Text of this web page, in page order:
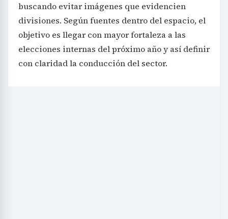
buscando evitar imágenes que evidencien
divisiones. Según fuentes dentro del espacio, el
objetivo es llegar con mayor fortaleza a las
elecciones internas del próximo año y así definir
con claridad la conducción del sector.